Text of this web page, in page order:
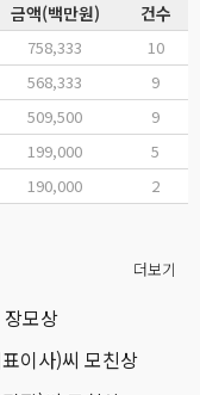
금액(백만원) 건수
758,333
10
568,333
9
509,500
9
199,000
5
190,000 2
더보기
모상
이사)씨 모친상